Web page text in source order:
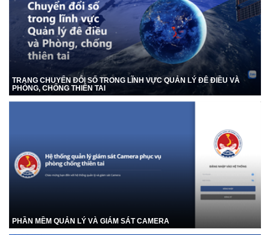
TRANG CHUYỂN ĐỔI SỐ TRONG LĨNH VỰC QUẢN LÝ ĐÊ ĐIỀU VÀ
PHÒNG, CHỐNG THIÊN TAI
PHẦN MỀM QUẢN LÝ VÀ GIÁM SÁT CAMERA